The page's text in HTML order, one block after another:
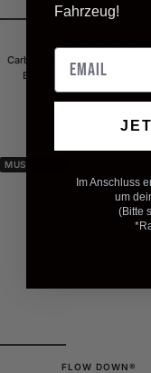
Carbon Sitzschalen Cover
BMW M2/M3/M4 (F80/F82/
Angebotspreis
499,00 €
MUST-HAVE
FLOW DOWN®
Fahrzeug!
Email
Im Anschluss
um
(Bitte